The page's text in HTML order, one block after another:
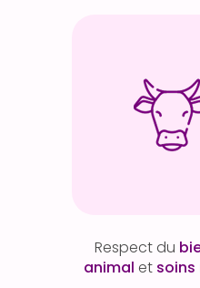
Respect du
animal et